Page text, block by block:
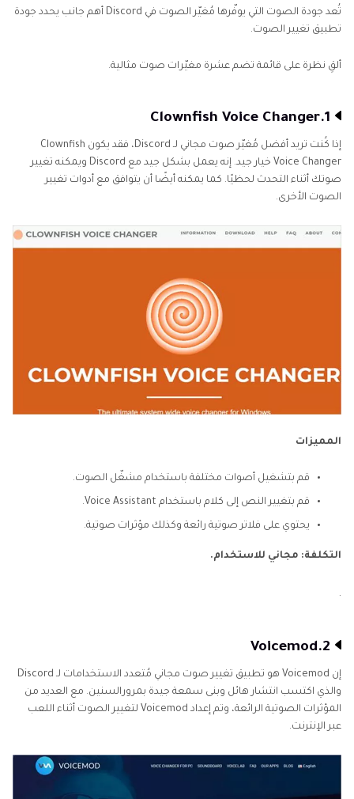
خاتمة
تُعد جودة الصوت التي يوفّرها مُغيّر الصوت في Discord أهم جانب يحدد جودة
تطبيق تغيير الصوت.
ألقِ نظرة على قائمة تضم عشرة مغيّرات صوت مثالية.
1.Clownfish Voice Changer
إذا كُنت تريد أفضل مُغيّر صوت مجاني لـ Discord، فقد يكون Clownfish
Voice Changer خيار جيد. إنه يعمل بشكل جيد مع Discord ويمكنه تغيير
صوتك أثناء التحدث لحظيًا. كما يمكنه أيضًا أن يتوافق مع أدوات تغيير
الصوت الأخرى.
المميزات
قم بتشغيل أصوات مختلفة باستخدام مشغّل الصوت.
قم بتغيير النص إلى كلام باستخدام Voice Assistant.
يحتوي على فلاتر صوتية رائعة وكذلك مؤثرات صوتية.
التكلفة: مجاني للاستخدام.
.
2.Voicemod
إن Voicemod هو تطبيق تغيير صوت مجاني مُتعدد الاستخدامات لـ Discord
والذي اكتسب انتشار هائل وبنى سمعة جيدة بمرورالسنين. مع العديد من
المؤثرات الصوتية الرائعة، وتم إعداد Voicemod لتغيير الصوت أثناء اللعب
عبر الإنترنت.